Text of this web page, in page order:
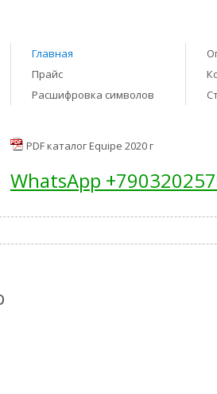
Главная
Прайс
Расшифровка символов
PDF каталог Equipe 2020 г
WhatsApp